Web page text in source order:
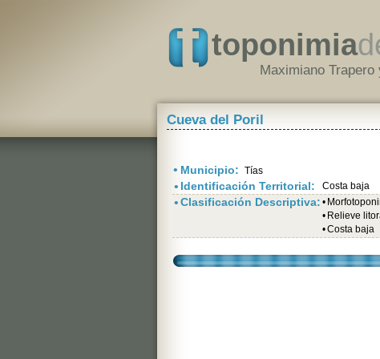
toponimia
Maximiano
Cueva del Poril
• Municipio: Tías
• Identificación Territorial: Costa baja
•Clasificación Descriptiva: •
• Relieve
•Costa baja